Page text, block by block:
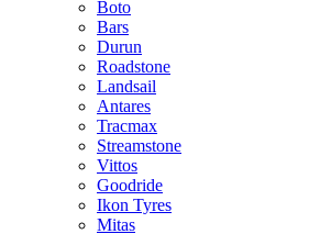
Boto
Bars
Durun
Roadstone
Landsail
Antares
Tracmax
Streamstone
Vittos
Goodride
Ikon Tyres
Mitas